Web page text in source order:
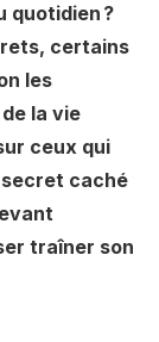
quotidien ?
certains
les
la vie
ceux qui
caché
traîner son